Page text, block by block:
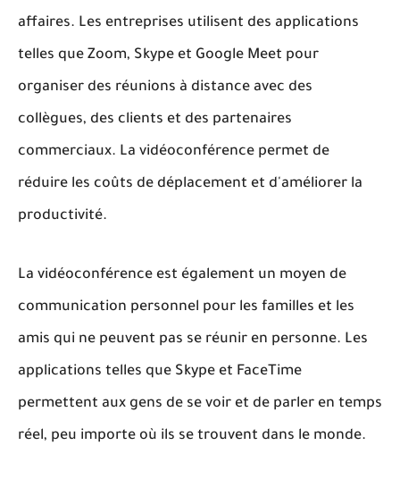
affaires. Les entreprises utilisent des applications
telles que Zoom, Skype et Google Meet pour
organiser des réunions à distance avec des
collègues, des clients et des partenaires
commerciaux. La vidéoconférence permet de
réduire les coûts de déplacement et d'améliorer la
productivité.
La vidéoconférence est également un moyen de
communication personnel pour les familles et les
amis qui ne peuvent pas se réunir en personne. Les
applications telles que Skype et FaceTime
permettent aux gens de se voir et de parler en temps
réel, peu importe où ils se trouvent dans le monde.